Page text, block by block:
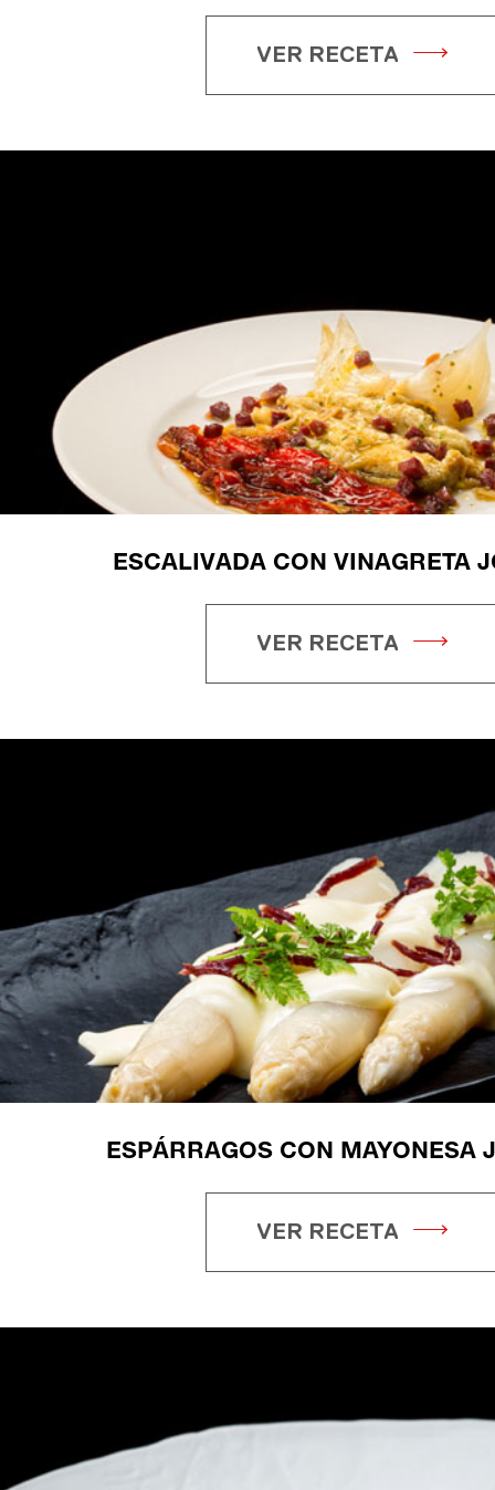
VER RECETA
ESCALIVADA CON VINAGRETA
VER RECETA
ESPÁRRAGOS CON MAYONESA
VER RECETA